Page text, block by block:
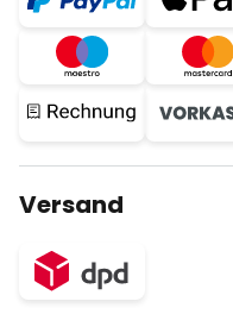
Versand